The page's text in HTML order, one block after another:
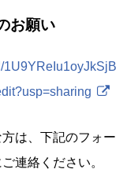
お願い
1U9YReIu1oyJkSjB
は、下記のフォー
連絡ください。